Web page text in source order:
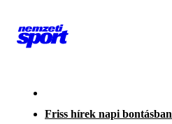
Friss hírek napi bontásban